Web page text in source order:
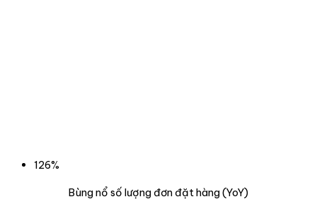
126%
Bùng nổ số lượng đơn đặt hàng (YoY)